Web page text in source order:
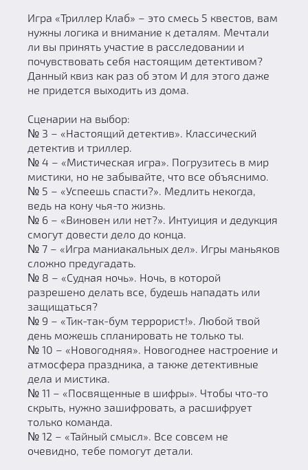
Игра «Триллер Клаб» – это смесь 5 квестов, вам
нужны логика и внимание к деталям. Мечтали
ли вы принять участие в расследовании и
почувствовать себя настоящим детективом?
Данный квиз как раз об этом И для этого даже
не придется выходить из дома.
Сценарии на выбор:
№ 3 – «Настоящий детектив». Классический
детектив и триллер.
№ 4 – «Мистическая игра». Погрузитесь в мир
мистики, но не забывайте, что все объяснимо.
№ 5 – «Успеешь спасти?». Медлить некогда,
ведь на кону чья-то жизнь.
№ 6 – «Виновен или нет?». Интуиция и дедукция
смогут довести дело до конца.
№ 7 – «Игра маниакальных дел». Игры маньяков
сложно предугадать.
№ 8 – «Судная ночь». Ночь, в которой
разрешено делать все, будешь нападать или
защищаться?
№ 9 – «Тик-так-бум террорист!». Любой твой
день можешь спланировать не только ты.
№ 10 – «Новогодняя». Новогоднее настроение и
атмосфера праздника, а также детективные
дела и мистика.
№ 11 – «Посвященные в шифры». Чтобы что-то
скрыть, нужно зашифровать, а расшифрует
только команда.
№ 12 – «Тайный смысл». Все совсем не
очевидно, тебе помогут детали.